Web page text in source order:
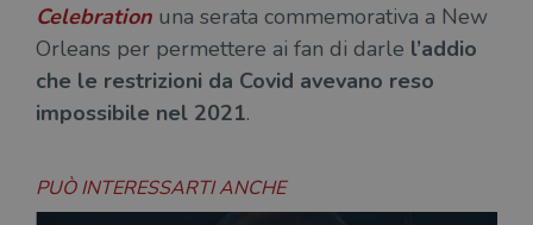
Celebration una serata commemorativa a New
Orleans per permettere ai fan di darle l’addio
che le restrizioni da Covid avevano reso
impossibile nel 2021.
PUÒ INTERESSARTI ANCHE